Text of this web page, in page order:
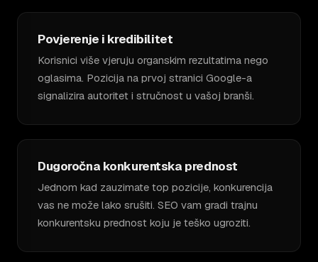
Povjerenje i kredibilitet
Korisnici više vjeruju organskim rezultatima nego
oglasima. Pozicija na prvoj stranici Google-a
signalizira autoritet i stručnost u vašoj branši.
Dugoročna konkurentska prednost
Jednom kad zauzimate top pozicije, konkurencija
vas ne može lako srušiti. SEO vam gradi trajnu
konkurentsku prednost koju je teško ugroziti.